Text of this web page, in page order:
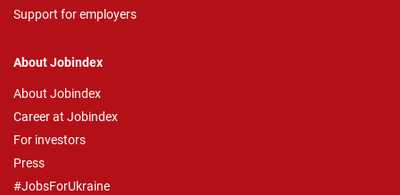
Support for employers
About Jobindex
About Jobindex
Career at Jobindex
For investors
Press
#JobsForUkraine